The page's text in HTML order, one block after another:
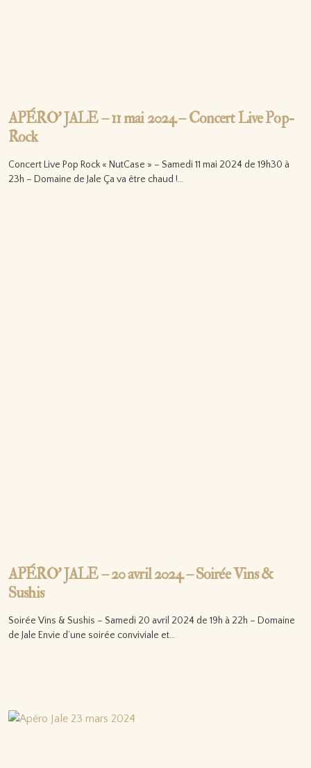
APÉRO’ JALE – 11 mai 2024 – Concert Live Pop-
Rock
Concert Live Pop Rock « NutCase » – Samedi 11 mai 2024 de 19h30 à
23h – Domaine de Jale Ça va être chaud !…
APÉRO’ JALE – 20 avril 2024 – Soirée Vins &
Sushis
Soirée Vins & Sushis – Samedi 20 avril 2024 de 19h à 22h – Domaine
de Jale Envie d’une soirée conviviale et…